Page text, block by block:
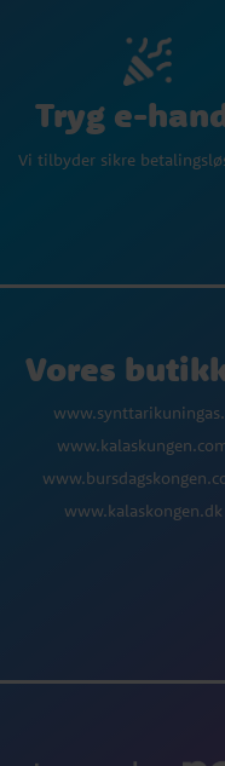
Tryg e-
Vi tilbyder sikre
Vores
www.kalaskongen.dk